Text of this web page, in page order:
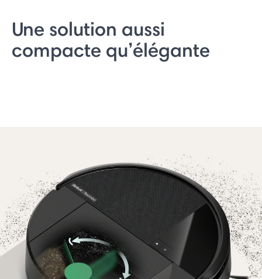
Une solution aussi
compacte qu’élégante